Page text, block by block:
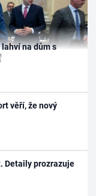
na dům s
věří, že nový
Detaily prozrazuje